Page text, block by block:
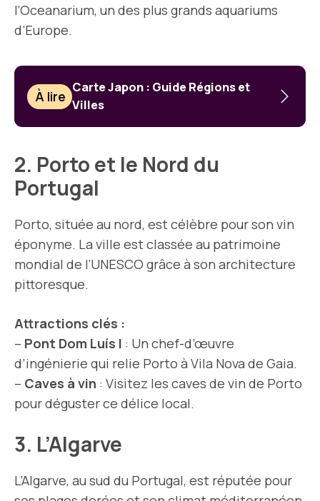
l’Oceanarium, un des plus grands aquariums
d’Europe.
À lire
Carte Japon : Guide Régions et
Villes
2. Porto et le Nord du
Portugal
Porto, située au nord, est célèbre pour son vin
éponyme. La ville est classée au patrimoine
mondial de l’UNESCO grâce à son architecture
pittoresque.
Attractions clés :
– Pont Dom Luís I : Un chef-d’œuvre
d’ingénierie qui relie Porto à Vila Nova de Gaia.
– Caves à vin : Visitez les caves de vin de Porto
pour déguster ce délice local.
3. L’Algarve
L’Algarve, au sud du Portugal, est réputée pour